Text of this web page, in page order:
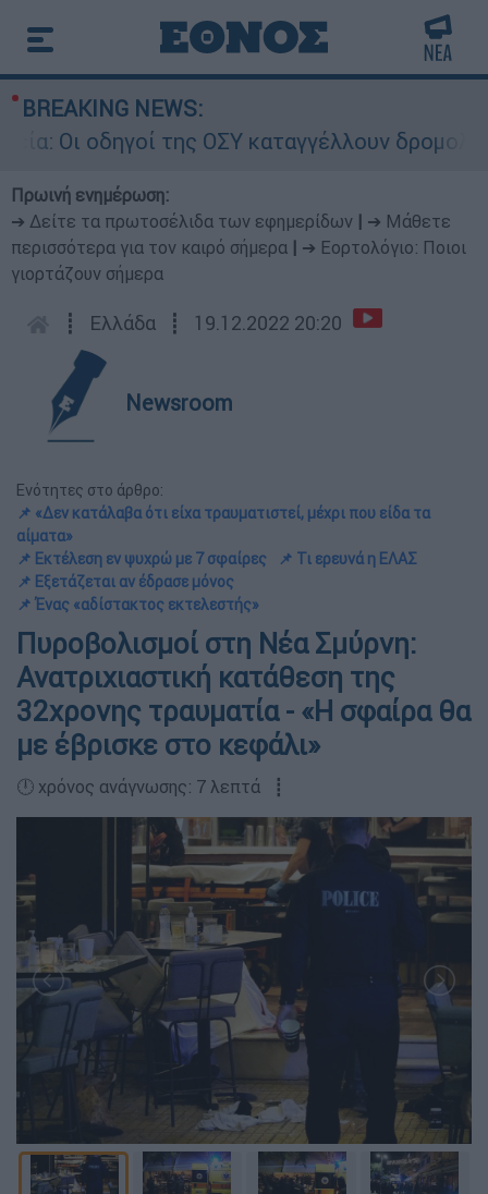
BREAKING NEWS:
της ΟΣΥ καταγγέλλουν δρομολόγια που
Πρωινή ενημέρωση:
➔ Δείτε τα πρωτοσέλιδα των εφημερίδων
➔ Μάθετε
περισσότερα για τον καιρό σήμερα
➔ Εορτολόγιο: Ποιοι
γιορτάζουν σήμερα
┋ Ελλάδα ┋ 19.12.2022 20:20
Newsroom
Ενότητες στο άρθρο:
📌 «Δεν κατάλαβα ότι είχα τραυματιστεί, μέχρι που είδα τα
αίματα»
📌 Εκτέλεση εν ψυχρώ με 7 σφαίρες
📌 Τι ερευνά η ΕΛΑΣ
📌 Εξετάζεται αν έδρασε μόνος
📌 Ένας «αδίστακτος εκτελεστής»
Πυροβολισμοί στη Νέα Σμύρνη:
Ανατριχιαστική κατάθεση της
32χρονης τραυματία - «Η σφαίρα θα
με έβρισκε στο κεφάλι»
🕛 χρόνος ανάγνωσης: 7 λεπτά ┋